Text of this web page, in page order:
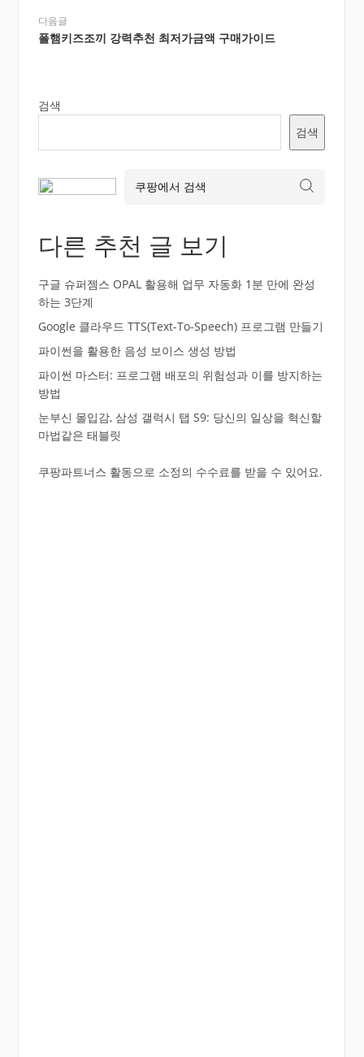
다음글
폴햄키즈조끼 강력추천 최저가금액 구매가이드
검색
검색
다른 추천 글 보기
구글 슈퍼젬스 OPAL 활용해 업무 자동화 1분 만에 완성
하는 3단계
Google 클라우드 TTS(Text-To-Speech) 프로그램 만들기
파이썬을 활용한 음성 보이스 생성 방법
파이썬 마스터: 프로그램 배포의 위험성과 이를 방지하는
방법
눈부신 몰입감, 삼성 갤럭시 탭 S9: 당신의 일상을 혁신할
마법같은 태블릿
쿠팡파트너스 활동으로 소정의 수수료를 받을 수 있어요.